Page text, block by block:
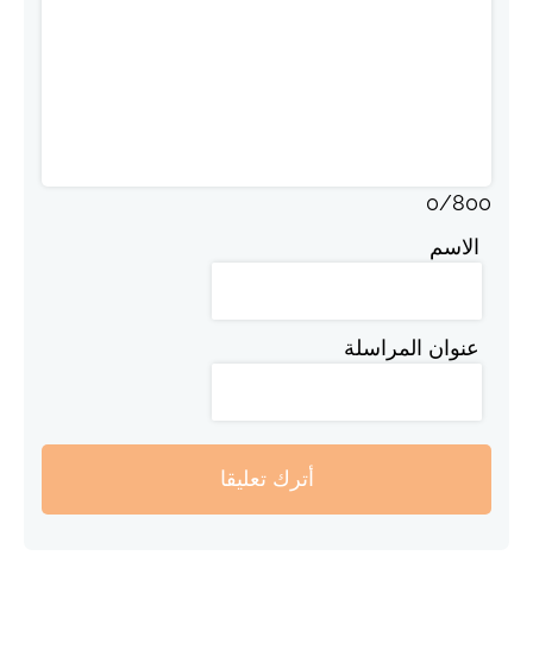
0/800
الاسم
عنوان المراسلة
أترك تعليقا